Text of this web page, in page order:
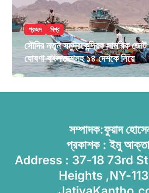
প্রচ্ছদ বিশ্ব
সৌদির নতুন সমুদ্রকেন্দ্রিক সামরিক জোট
ঘোষণা বাংলাদেশসহ ১৪ দেশকে নিয়ে
সম্পাদক:ফুয়াদ
প্রকাশক : ইমু
Address : 37-18 73rd
Heights ,NY-